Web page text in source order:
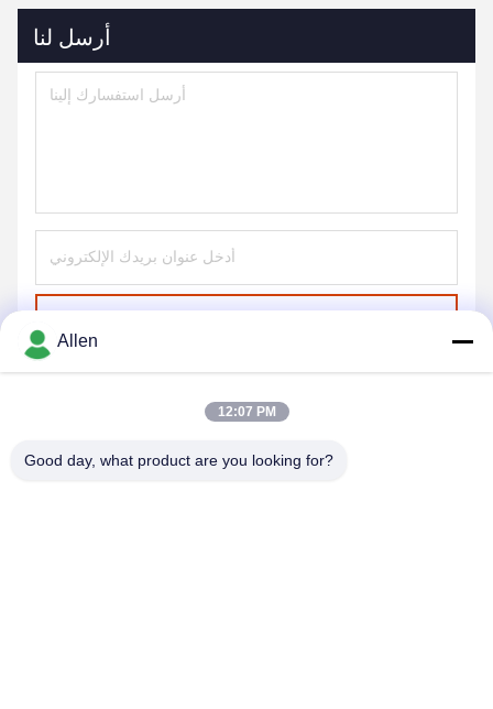
أرسل لنا
ارسل
Allen
12:07 PM
Good day, what product are you looking for?